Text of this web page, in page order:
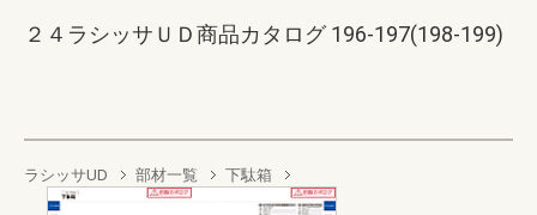
２４ラシッサＵＤ商品カタログ 196-197(198-199)
ラシッサUD 部材一覧 下駄箱